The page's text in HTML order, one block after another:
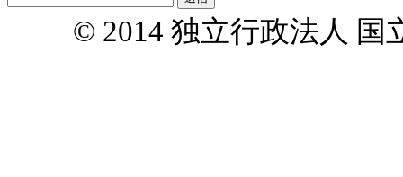
© 2014 独立行政法人 国